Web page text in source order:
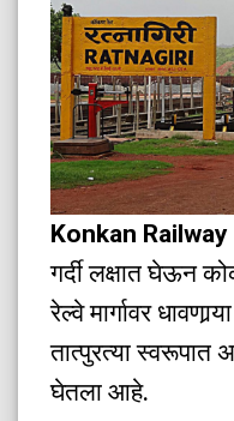
Konkan Railway
गर्दी लक्षात घेऊन
रेल्वे मार्गावर
तात्पुरत्या स्वरूपात
घेतला आहे.